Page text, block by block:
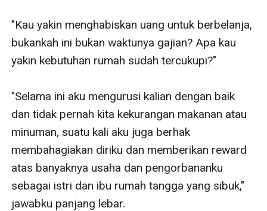
"Kau yakin menghabiskan uang untuk berbelanja,
bukankah ini bukan waktunya gajian? Apa kau
yakin kebutuhan rumah sudah tercukupi?"
"Selama ini aku mengurusi kalian dengan baik
dan tidak pernah kita kekurangan makanan atau
minuman, suatu kali aku juga berhak
membahagiakan diriku dan memberikan reward
atas banyaknya usaha dan pengorbananku
sebagai istri dan ibu rumah tangga yang sibuk,"
jawabku panjang lebar.